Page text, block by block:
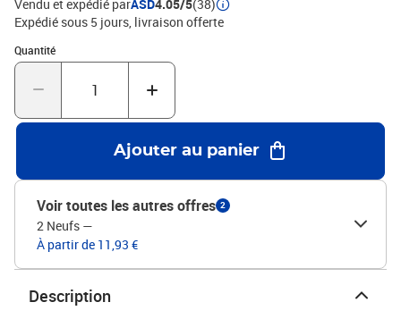
Vendu et expédié parASD4.05/5(38)
Expédié sous 5 jours livraison offerte
Quantité
Quantité : 1
Ajouter au panier
Voir toutes les autres offres 2
2 Neufs —
À partir de 11,93 €
Description